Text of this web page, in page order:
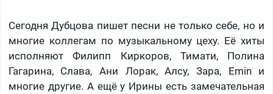
Сегодня Дубцова пишет песни не только себе, но и
многие коллегам по музыкальному цеху. Её хиты
исполняют Филипп Киркоров, Тимати, Полина
Гагарина, Слава, Ани Лорак, Алсу, Зара, Emin и
многие другие. А ещё у Ирины есть замечательная